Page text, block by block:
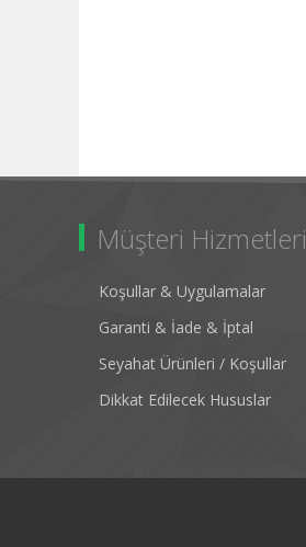
Müşteri Hizmetleri
Koşullar & Uygulamalar
Garanti & İade & İptal
Seyahat Ürünleri / Koşullar
Dikkat Edilecek Hususlar